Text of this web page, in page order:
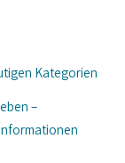
Kategorien
–